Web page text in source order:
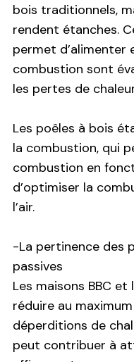
bois traditionnels,
rendent étanches.
permet d’alimenter
combustion sont
les pertes de
Les poêles à bois
la combustion, qui
combustion en
d’optimiser la
l’air.
-La pertinence des
passives
Les maisons BBC
réduire au
déperditions de
peut contribuer à